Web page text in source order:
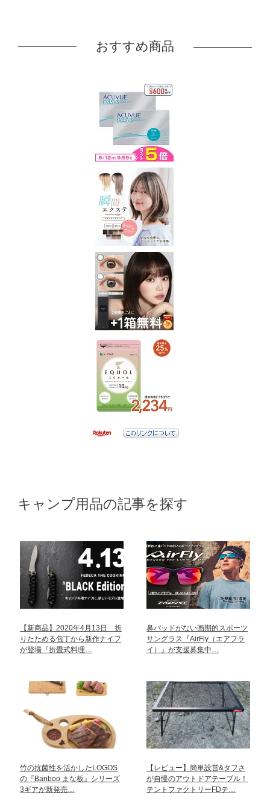
おすすめ商品
キャンプ用品の記事を探す
【新商品】2020年4月13日 折
りたためる包丁から新作ナイフ
が登場『折畳式料理…
鼻パッドがない画期的スポーツ
サングラス『AirFly（エアフラ
イ）』が支援募集中…
竹の抗菌性を活かしたLOGOS
の『Banboo まな板』シリーズ
3ギアが新発売…
【レビュー】簡単設営&タフさ
が自慢のアウトドアテーブル！
テントファクトリーFDテ…